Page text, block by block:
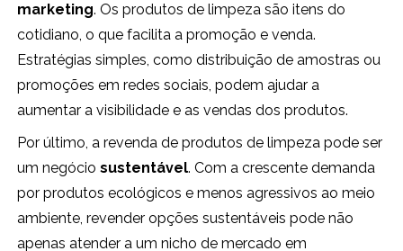
marketing. Os produtos de limpeza são itens do
cotidiano, o que facilita a promoção e venda.
Estratégias simples, como distribuição de amostras ou
promoções em redes sociais, podem ajudar a
aumentar a visibilidade e as vendas dos produtos.
Por último, a revenda de produtos de limpeza pode ser
um negóciosustentável. Com a crescente demanda
por produtos ecológicos e menos agressivos ao meio
ambiente, revender opções sustentáveis pode não
apenas atender a um nicho de mercado em